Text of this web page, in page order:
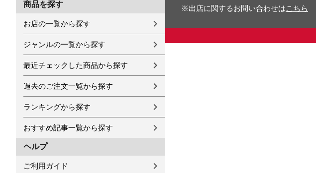
商品を探す
お店の一覧から探す
ジャンルの一覧から探す
最近チェックした商品から探す
過去のご注文一覧から探す
ランキングから探す
おすすめ記事一覧から探す
ヘルプ
ご利用ガイド
※出店に関するお問い合わせはこちら